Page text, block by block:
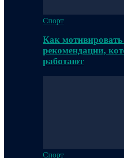
Спорт
Как мотивировать
рекомендации,
работают
Спорт